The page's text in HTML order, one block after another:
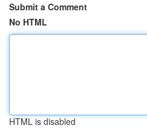
Submit a Comment
No HTML
HTML is disabled